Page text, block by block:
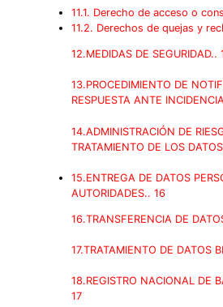
11.1. Derecho de acceso o
11.2. Derechos de quejas y
12.MEDIDAS DE SEGURIDAD..
13.PROCEDIMIENTO DE
RESPUESTA ANTE
14.ADMINISTRACIÓN DE
TRATAMIENTO DE LOS
15.ENTREGA DE DATOS
AUTORIDADES.. 16
16.TRANSFERENCIA DE
17.TRATAMIENTO DE DATOS
18.REGISTRO NACIONAL DE
17